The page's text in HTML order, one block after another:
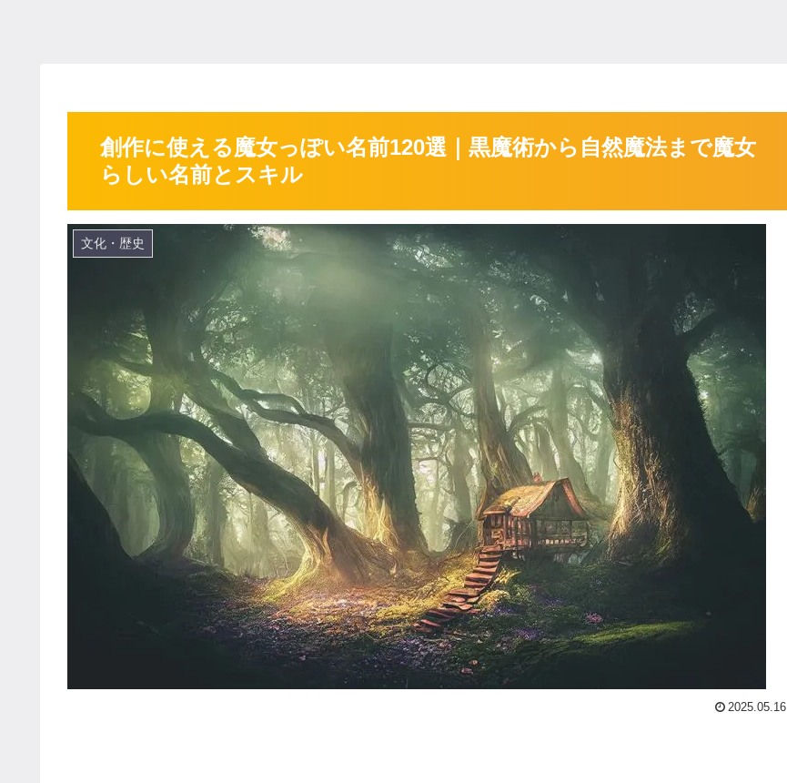
創作に使える魔女っぽい名前120選｜黒魔術から自然魔法まで魔女
らしい名前とスキル
文化・歴史
2025.05.16